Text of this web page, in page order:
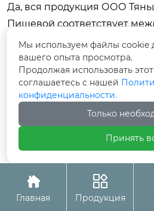
Да, вся продукция ООО
Пищевой соответствует
стандартам качества и
предоставляем все
таможенной очистки и
соответствии с
проходят регулярные
декларации соответствия.
успешных поставок в
обеспечивая полное
сопровождение сделок.
Заключение и

Главная

Продукция
Мы используем файлы cookie
вашего опыта просмотра.
Продолжая использовать
соглашаетесь с нашей
конфиденциальности.
Только
Принять